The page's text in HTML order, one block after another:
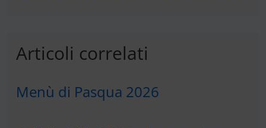
Articoli correlati
Menù di Pasqua 2026